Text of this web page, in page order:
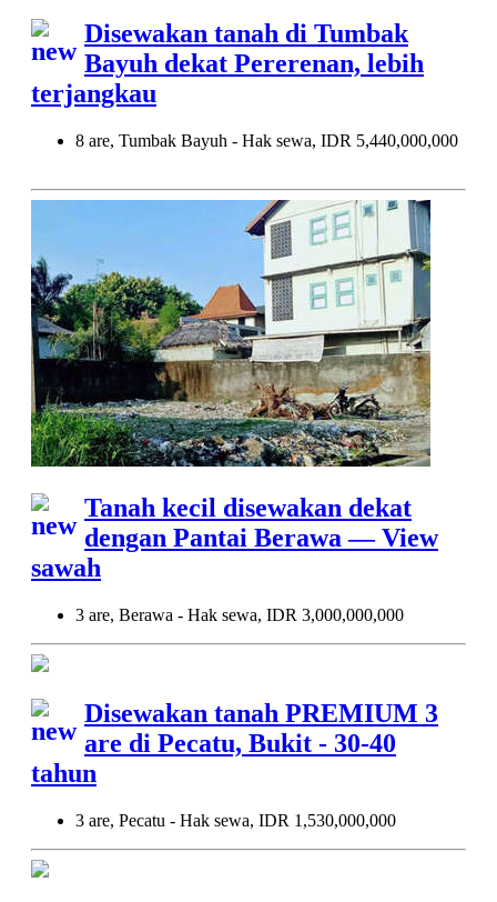
Disewakan tanah di Tumbak
Bayuh dekat Pererenan, lebih
terjangkau
8 are, Tumbak Bayuh - Hak sewa, IDR 5,440,000,000
Tanah kecil disewakan dekat
dengan Pantai Berawa — View
sawah
3 are, Berawa - Hak sewa, IDR 3,000,000,000
Disewakan tanah PREMIUM 3
are di Pecatu, Bukit - 30-40
tahun
3 are, Pecatu - Hak sewa, IDR 1,530,000,000